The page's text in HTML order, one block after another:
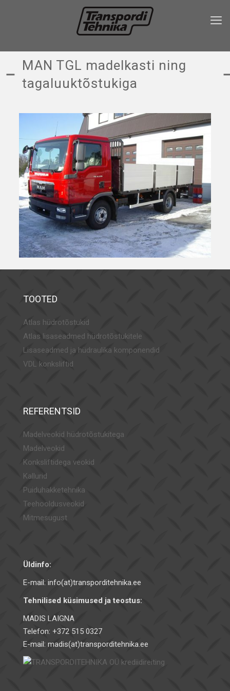
MAN TGL madelkasti ning
tagaluuktõstukiga
TOOTED
Atlas hüdrotõstukid
Atlas lisaseadmed hüdrotõstukitele
Lisaseadmed ja hüdraulika komponendid
VDL konksliftid
REFERENTSID
Madelveokid hüdrotõstukitega
Madelveokid
Konksliftidega veokid
Kallurid
Puiduhakketehnika
Teehooldusveokid
Mitmesugust
Üldinfo:
E-mail: info(at)transporditehnika.ee
Tehnilised küsimused ja teostus:
MADIS LAIGNA
Telefon: +372 515 0327
E-mail: madis(at)transporditehnika.ee